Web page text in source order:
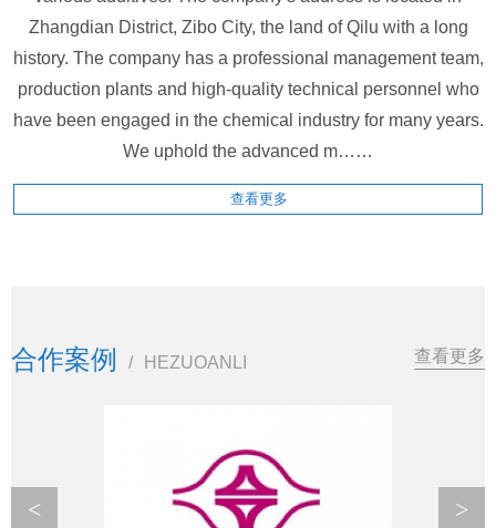
Zhangdian District, Zibo City, the land of Qilu with a long
history. The company has a professional management team,
production plants and high-quality technical personnel who
have been engaged in the chemical industry for many years.
We uphold the advanced m……
查看更多
合作案例 / HEZUOANLI 查看更多
< >